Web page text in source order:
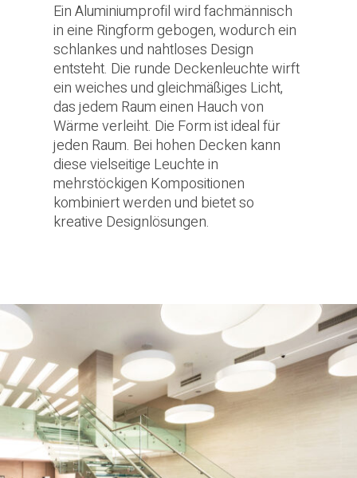
Ein Aluminiumprofil wird fachmännisch
in eine Ringform gebogen, wodurch ein
schlankes und nahtloses Design
entsteht. Die runde Deckenleuchte wirft
ein weiches und gleichmäßiges Licht,
das jedem Raum einen Hauch von
Wärme verleiht. Die Form ist ideal für
jeden Raum. Bei hohen Decken kann
diese vielseitige Leuchte in
mehrstöckigen Kompositionen
kombiniert werden und bietet so
kreative Designlösungen.